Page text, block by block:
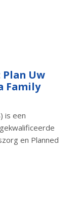
Uw
Family
is een
en Planned